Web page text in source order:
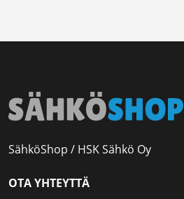
SähköShop / HSK Sähkö Oy
OTA YHTEYTTÄ